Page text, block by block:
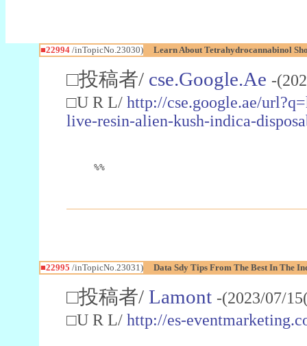
■22994/inTopicNo.23030) Learn About Tetrahydrocannabinol
□投稿者/ cse.Google.Ae -
□U R L/ http://cse.google.ae/
live-resin-alien-kush-indica-
%%
■22995 /inTopicNo.23031) Data Sdy Tips From The Best In The
□投稿者/ Lamont -(2023/07/
□U R L/ http://es-